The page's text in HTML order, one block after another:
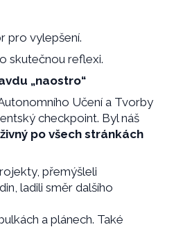
pro vylepšení.
skutečnou reflexi.
„naostro“
Učení a Tvorby
checkpoint. Byl náš
po všech stránkách
přemýšleli
ladili směr dalšího
a plánech. Také